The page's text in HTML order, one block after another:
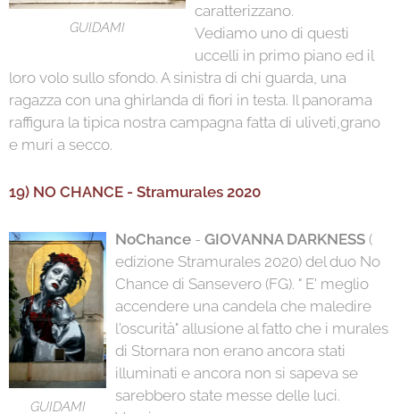
GUIDAMI
caratterizzano.
Vediamo uno di questi
uccelli in primo piano ed il
loro volo sullo sfondo. A sinistra di chi guarda, una
ragazza con una ghirlanda di fiori in testa. Il panorama
raffigura la tipica nostra campagna fatta di uliveti,grano
e muri a secco.
19) NO CHANCE - Stramurales 2020
GUIDAMI
NoChance -GIOVANNA DARKNESS (
edizione Stramurales 2020) del duo No
Chance di Sansevero (FG). " E' meglio
accendere una candela che maledire
l'oscurità" allusione al fatto che i murales
di Stornara non erano ancora stati
illuminati e ancora non si sapeva se
sarebbero state messe delle luci.